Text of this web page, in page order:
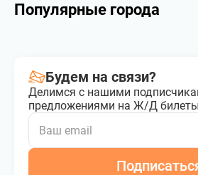
Популярные города
Будем на связи?
Делимся с нашими
предложениями на Ж/Д